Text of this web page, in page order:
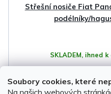
Soubory cookies, které
Na našich webových
Střešní nosiče Fiat
podélníky/
SKLADEM, ihned
2 999